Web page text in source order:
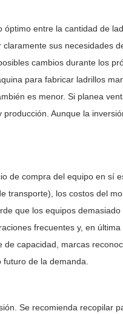
entre la cantidad de
sus necesidades
cambios durante los
para fabricar ladrillos
es menor. Si planea
Aunque la
de compra del equipo en sí
transporte), los costos del
que los equipos demasiado
frecuentes y, en última
capacidad, marcas
de la demanda.
Se recomienda recopilar